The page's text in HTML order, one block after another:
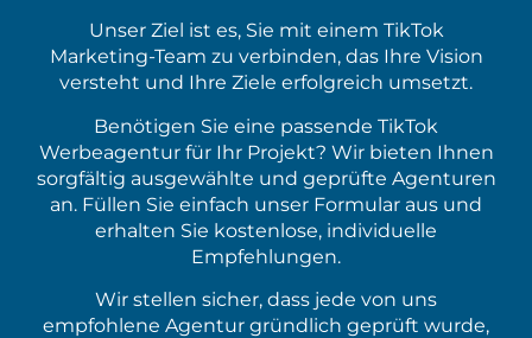
Unser Ziel ist es, Sie mit einem TikTok
Marketing-Team zu verbinden, das Ihre Vision
versteht und Ihre Ziele erfolgreich umsetzt.
Benötigen Sie eine passende TikTok
Werbeagentur für Ihr Projekt? Wir bieten Ihnen
sorgfältig ausgewählte und geprüfte Agenturen
an. Füllen Sie einfach unser Formular aus und
erhalten Sie kostenlose, individuelle
Empfehlungen.
Wir stellen sicher, dass jede von uns
empfohlene Agentur gründlich geprüft wurde,